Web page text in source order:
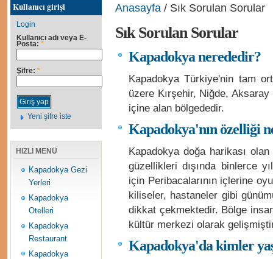
Kullanıcı girişi
Login
Kullanıcı adı veya E-
Posta: *
Şifre: *
Yeni şifre iste
HIZLI MENÜ
Kapadokya Gezi
Yerleri
Kapadokya
Otelleri
Kapadokya
Restaurant
Kapadokya
Anasayfa / Sık Sorulan Sorular
Sık Sorulan Sorular
Kapadokya nerededir?
Kapadokya Türkiye'nin tam
üzere Kırşehir, Niğde,
içine alan bölgededir.
Kapadokya'nın özelliği
Kapadokya doğa harikası
güzellikleri dışında binlerce
için Peribacalarının içlerine
kiliseler, hastaneler gibi
dikkat çekmektedir. Bölge
kültür merkezi olarak
Kapadokya'da kimler